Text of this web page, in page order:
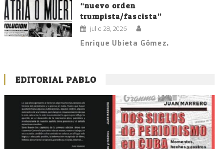
“nuevo orden
trumpista/fascista”
julio 28, 2026
Enrique Ubieta Gómez.
EDITORIAL PABLO